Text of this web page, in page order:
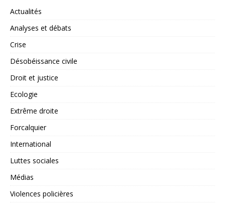
Actualités
Analyses et débats
Crise
Désobéissance civile
Droit et justice
Ecologie
Extrême droite
Forcalquier
International
Luttes sociales
Médias
Violences policières